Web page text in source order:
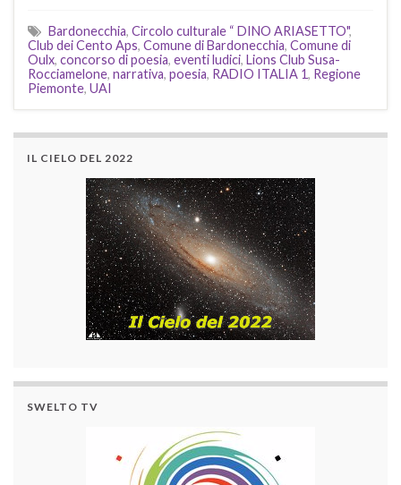
Bardonecchia, Circolo culturale “ DINO ARIASETTO",
Club dei Cento Aps, Comune di Bardonecchia, Comune di
Oulx, concorso di poesia, eventi ludici, Lions Club Susa-
Rocciamelone, narrativa, poesia, RADIO ITALIA 1, Regione
Piemonte, UAI
IL CIELO DEL 2022
SWELTO TV